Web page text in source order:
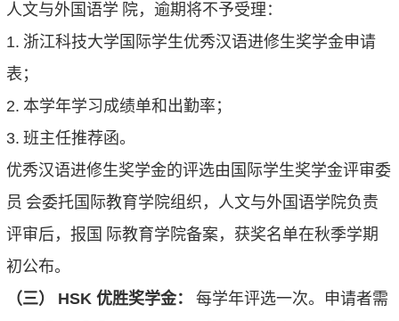
人文与外国语学 院，逾期将不予受理：
1. 浙江科技大学国际学生优秀汉语进修生奖学金申请
表；
2. 本学年学习成绩单和出勤率；
3. 班主任推荐函。
优秀汉语进修生奖学金的评选由国际学生奖学金评审委
员 会委托国际教育学院组织，人文与外国语学院负责
评审后，报国 际教育学院备案，获奖名单在秋季学期
初公布。
（三）
HSK 优胜奖学金：
每学年评选一次。申请者需